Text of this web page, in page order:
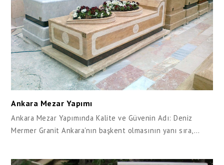
Ankara Mezar Yapımı
Ankara Mezar Yapımında Kalite ve Güvenin Adı: Deniz
Mermer Granit Ankara'nın başkent olmasının yanı sıra,…